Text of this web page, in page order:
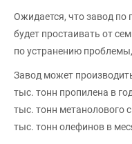
Ожидается, что завод по
будет простаивать от
по устранению
Завод может
тыс. тонн пропилена в
тыс. тонн метанолового
тыс. тонн олефинов в